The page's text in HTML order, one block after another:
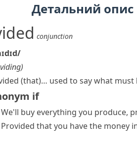
Детальний опис
conjunction
)
(that)… used to say what
if
We'll buy everything you produce,
Provided that you have the money